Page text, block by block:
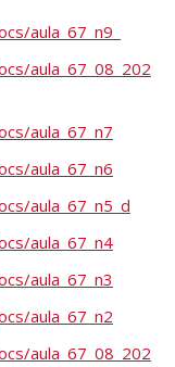
aula_67_n9_
aula_67_08_202
aula_67_n7
aula_67_n6
aula_67_n5_d
aula_67_n4
aula_67_n3
aula_67_n2
aula_67_08_202